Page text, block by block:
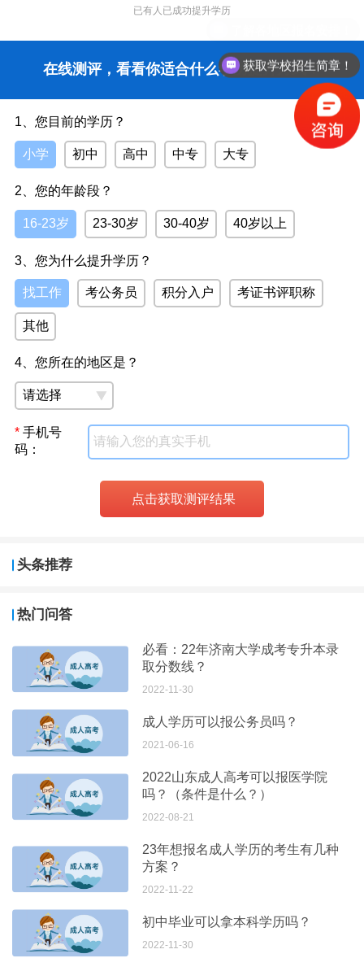
已有人已成功提升学历
在线测评，看看你适合什么学历提升方式？
1、您目前的学历？
小学 初中 高中 中专 大专
2、您的年龄段？
16-23岁 23-30岁 30-40岁 40岁以上
3、您为什么提升学历？
找工作 考公务员 积分入户 考证书评职称
其他
4、您所在的地区是？
*手机号
码：
头条推荐
热门问答
必看：22年济南大学成考专升本录
取分数线？
2022-11-30
成人学历可以报公务员吗？
2021-06-16
2022山东成人高考可以报医学院
吗？（条件是什么？）
2022-08-21
23年想报名成人学历的考生有几种
方案？
2022-11-22
初中毕业可以拿本科学历吗？
2022-11-30
获取学校招生简章！